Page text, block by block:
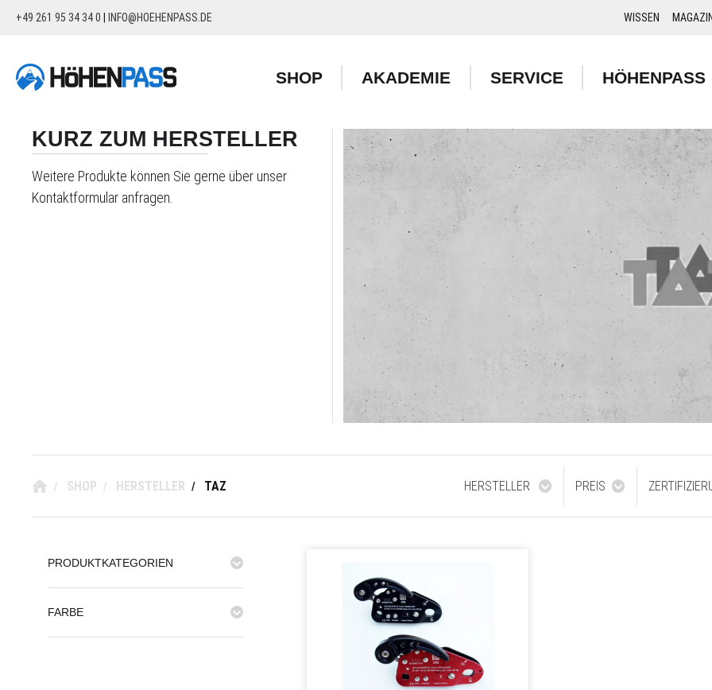
Zur Hauptnavigation springen
+49 261 95 34 34 0 | INFO@HOEHENPASS.DE WISSEN
SHOP AKADEMIE SERVICE HÖHENPASS
KURZ ZUM HERSTELLER
Weitere Produkte können Sie gerne über unser
Kontaktformular anfragen.
/ SHOP / HERSTELLER / TAZ HERSTELLER PREIS
PRODUKTKATEGORIEN
FARBE